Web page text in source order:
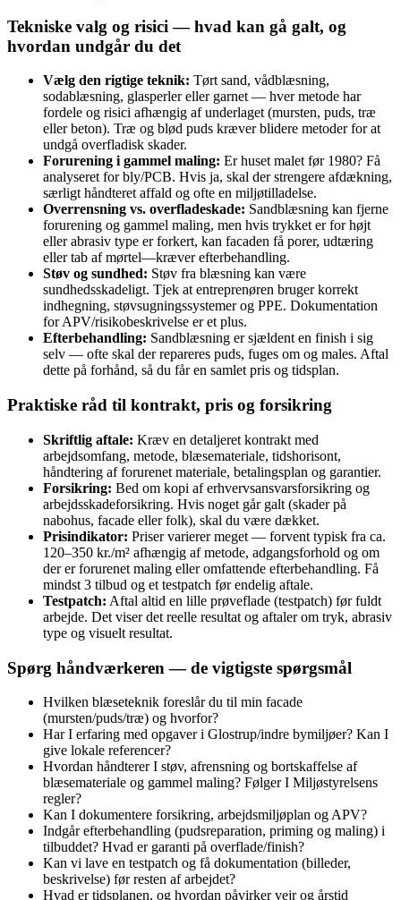
Tekniske valg og risici — hvad kan gå galt, og
hvordan undgår du det
Vælg den rigtige teknik: Tørt sand, vådblæsning,
sodablæsning, glasperler eller garnet — hver metode har
fordele og risici afhængig af underlaget (mursten, puds, træ
eller beton). Træ og blød puds kræver blidere metoder for at
undgå overfladisk skader.
Forurening i gammel maling: Er huset malet før 1980? Få
analyseret for bly/PCB. Hvis ja, skal der strengere afdækning,
særligt håndteret affald og ofte en miljøtilladelse.
Overrensning vs. overfladeskade: Sandblæsning kan fjerne
forurening og gammel maling, men hvis trykket er for højt
eller abrasiv type er forkert, kan facaden få porer, udtæring
eller tab af mørtel—kræver efterbehandling.
Støv og sundhed: Støv fra blæsning kan være
sundhedsskadeligt. Tjek at entreprenøren bruger korrekt
indhegning, støvsugningssystemer og PPE. Dokumentation
for APV/risikobeskrivelse er et plus.
Efterbehandling: Sandblæsning er sjældent en finish i sig
selv — ofte skal der repareres puds, fuges om og males. Aftal
dette på forhånd, så du får en samlet pris og tidsplan.
Praktiske råd til kontrakt, pris og forsikring
Skriftlig aftale: Kræv en detaljeret kontrakt med
arbejdsomfang, metode, blæsemateriale, tidshorisont,
håndtering af forurenet materiale, betalingsplan og garantier.
Forsikring: Bed om kopi af erhvervsansvarsforsikring og
arbejdsskadeforsikring. Hvis noget går galt (skader på
nabohus, facade eller folk), skal du være dækket.
Prisindikator: Priser varierer meget — forvent typisk fra ca.
120–350 kr./m² afhængig af metode, adgangsforhold og om
der er forurenet maling eller omfattende efterbehandling. Få
mindst 3 tilbud og et testpatch før endelig aftale.
Testpatch: Aftal altid en lille prøveflade (testpatch) før fuldt
arbejde. Det viser det reelle resultat og aftaler om tryk, abrasiv
type og visuelt resultat.
Spørg håndværkeren — de vigtigste spørgsmål
Hvilken blæseteknik foreslår du til min facade
(mursten/puds/træ) og hvorfor?
Har I erfaring med opgaver i Glostrup/indre bymiljøer? Kan I
give lokale referencer?
Hvordan håndterer I støv, afrensning og bortskaffelse af
blæsemateriale og gammel maling? Følger I Miljøstyrelsens
regler?
Kan I dokumentere forsikring, arbejdsmiljøplan og APV?
Indgår efterbehandling (pudsreparation, priming og maling) i
tilbuddet? Hvad er garanti på overflade/finish?
Kan vi lave en testpatch og få dokumentation (billeder,
beskrivelse) før resten af arbejdet?
Hvad er tidsplanen, og hvordan påvirker vejr og årstid